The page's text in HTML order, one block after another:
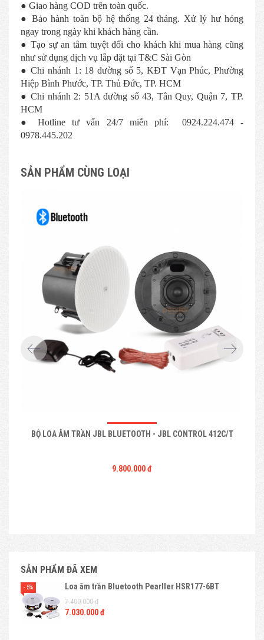
● Giao hàng COD trên toàn quốc.
● Bảo hành toàn bộ hệ thống 24 tháng. Xử lý hư hỏng
ngay trong ngày khi khách hàng cần.
● Tạo sự an tâm tuyệt đối cho khách khi mua hàng cũng
như sử dụng dịch vụ lắp đặt tại T&C Sài Gòn
● Chi nhánh 1: 18 đường số 5, KĐT Vạn Phúc, Phường
Hiệp Bình Phước, TP. Thủ Đức, TP. HCM
● Chi nhánh 2: 51A đường số 43, Tân Quy, Quận 7, TP.
HCM
● Hotline tư vấn 24/7 miễn phí: 0924.224.474 -
0978.445.202
SẢN PHẨM CÙNG LOẠI
BỘ LOA ÂM TRẦN JBL BLUETOOTH - JBL CONTROL 412C/T
9.800.000 đ
SẢN PHẨM ĐÃ XEM
Loa âm trần Bluetooth Pearller HSR177-6BT
7.400.000 đ
7.030.000 đ
- 5%